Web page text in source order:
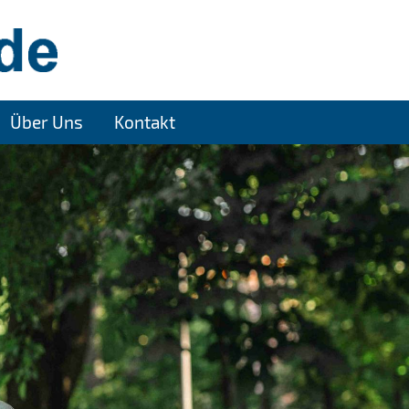
Über Uns Kontakt